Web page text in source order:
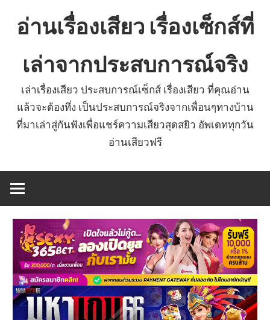
อ่านเรื่องเสียว เรื่องเซ็กส์ที่
เล่าจากประสบการณ์จริง
เล่าเรื่องเสียว ประสบการณ์เซ็กส์ เรื่องเสียว ที่คุณอ่าน
แล้วจะต้องทึ่ง เป็นประสบการณ์จริงจากเพื่อนๆทางบ้าน
ที่มาเล่าสู่กันฟังเพื่อแชร์ความเสียวสุดสยิว อัพเดททุกวัน
อ่านเสียวฟรี